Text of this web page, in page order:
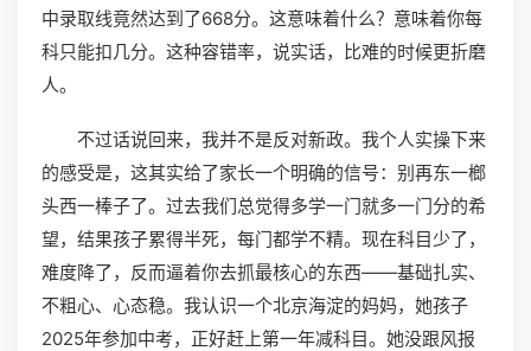
中录取线竟然达到了668分。这意味着什么？意味着你每
科只能扣几分。这种容错率，说实话，比难的时候更折磨
人。
不过话说回来，我并不是反对新政。我个人实操下来
的感受是，这其实给了家长一个明确的信号：别再东一榔
头西一棒子了。过去我们总觉得多学一门就多一门分的希
望，结果孩子累得半死，每门都学不精。现在科目少了，
难度降了，反而逼着你去抓最核心的东西——基础扎实、
不粗心、心态稳。我认识一个北京海淀的妈妈，她孩子
2025年参加中考，正好赶上第一年减科目。她没跟风报